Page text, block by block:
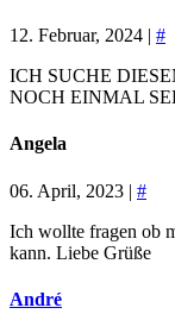
12. Februar, 2024 | #
ICH SUCHE
NOCH EINMAL
Angela
06. April, 2023 | #
Ich wollte fragen ob
kann. Liebe Grüße
André